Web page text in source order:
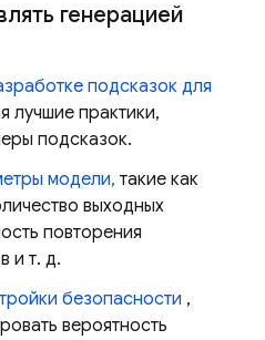
генерацией
подсказок для
лучшие практики,
подсказок.
модели, такие как
выходных
повторения
и т. д.
безопасности ,
вероятность